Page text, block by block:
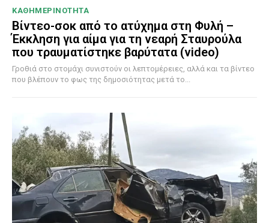
ΚΑΘΗΜΕΡΙΝΟΤΗΤΑ
Βίντεο-σοκ από το ατύχημα στη Φυλή –
Έκκληση για αίμα για τη νεαρή Σταυρούλα
που τραυματίστηκε βαρύτατα (video)
Γροθιά στο στομάχι συνιστούν οι λεπτομέρειες, αλλά και τα βίντεο
που βλέπουν το φως της δημοσιότητας μετά το...